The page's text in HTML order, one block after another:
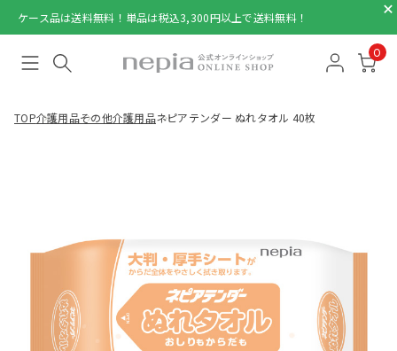
ケース品は送料無料！単品は税込3,300円以上で送料無料！
0
TOP介護用品その他介護用品ネピアテンダー ぬれタオル 40枚